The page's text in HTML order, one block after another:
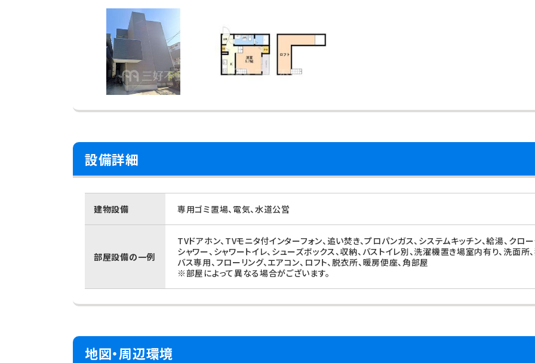
設備詳細
建物設備 専用ゴミ置場、電気、水道公営
部屋設備の一例
TVドアホン、TVモニタ付インターフォン、追い焚き、プロパンガス、システムキッチン、給湯、クロ
シャワー、シャワートイレ、シューズボックス、収納、バストイレ別、洗濯機置き場室内有り、洗面所
バス専用、フローリング、エアコン、ロフト、脱衣所、暖房便座、角部屋
※部屋によって異なる場合がございます。
地図・周辺環境